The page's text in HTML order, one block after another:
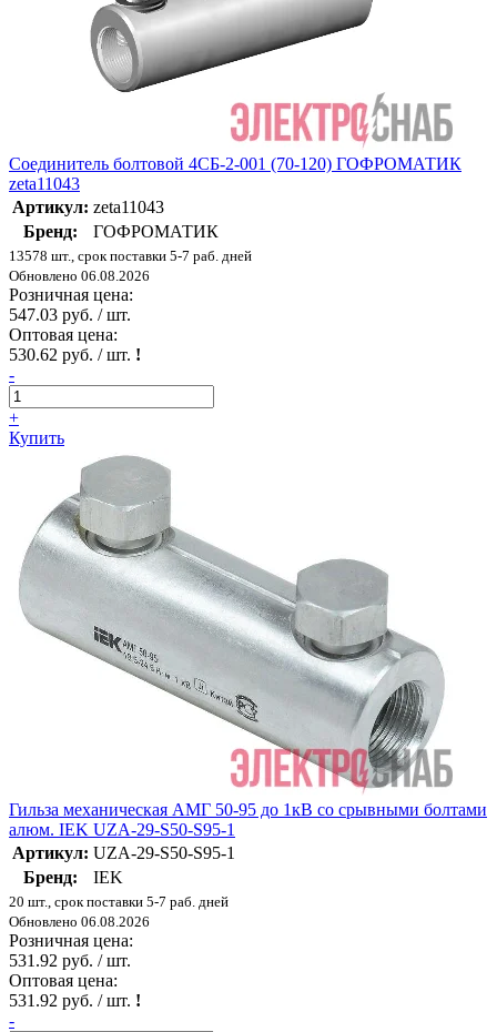
Соединитель болтовой 4СБ-2-001 (70-120) ГОФРОМАТИК
zeta11043
Артикул: zeta11043
Бренд:
ГОФРОМАТИК
13578 шт., срок поставки 5-7 раб. дней
Обновлено 06.08.2026
Розничная цена:
547.03 руб. / шт.
Оптовая цена:
530.62 руб. / шт. !
-
+
Купить
Гильза механическая АМГ 50-95 до 1кВ со срывными болтами
алюм. IEK UZA-29-S50-S95-1
Артикул: UZA-29-S50-S95-1
Бренд:
IEK
20 шт., срок поставки 5-7 раб. дней
Обновлено 06.08.2026
Розничная цена:
531.92 руб. / шт.
Оптовая цена:
531.92 руб. / шт. !
-